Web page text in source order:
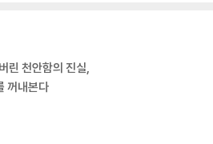
터
치’
주는 증거의 발견은 충분한 조사와 검증
결과적으로 발표 이후 나중에 새롭게 드
조사하고 해명해야 하는, ‘결정적 증거’의
린 천안함의 진실,
꺼내본다